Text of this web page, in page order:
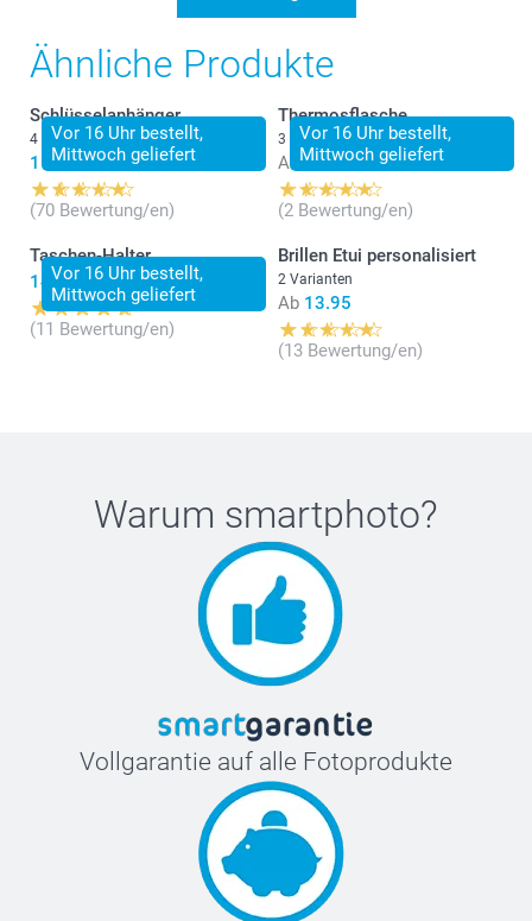
Ähnliche Produkte
Vor 16 Uhr bestellt,
Mittwoch geliefert
Schlüsselanhänger
4 Varianten
11.95
(70 Bewertung/en)
Vor 16 Uhr bestellt,
Mittwoch geliefert
Thermosflasche
3 Varianten
Ab 24.95
(2 Bewertung/en)
Vor 16 Uhr bestellt,
Mittwoch geliefert
Taschen-Halter
14.95
(11 Bewertung/en)
Brillen Etui personalisiert
2 Varianten
Ab 13.95
(13 Bewertung/en)
Warum smartphoto?
Vollgarantie auf alle Fotoprodukte